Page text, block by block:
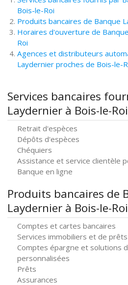
Bois-le-Roi
Produits bancaires de Banque
Horaires d'ouverture de
Roi
Agences et distributeurs
Laydernier proches de Bois-le-
Services bancaires
Laydernier à Bois-le-Roi
Retrait d'espèces
Dépôts d'espèces
Chéquiers
Assistance et service clientèle
Banque en ligne
Produits bancaires de
Laydernier à Bois-le-Roi
Comptes et cartes bancaires
Services immobiliers et de
Comptes épargne et solutions
personnalisées
Prêts
Assurances